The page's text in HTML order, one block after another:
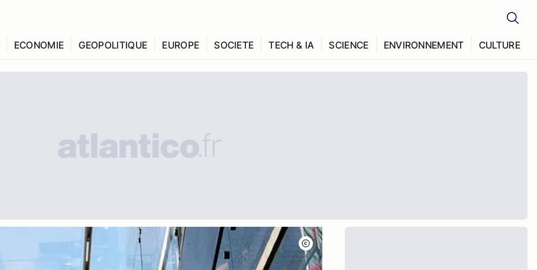
ECONOMIE GEOPOLITIQUE EUROPE SOCIETE TECH & IA SCIENCE ENVIRONNEMENT CULTURE